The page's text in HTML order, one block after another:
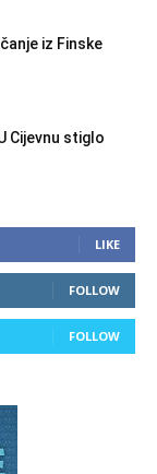
iz Finske
Cijevnu stiglo
LIKE
FOLLOW
FOLLOW